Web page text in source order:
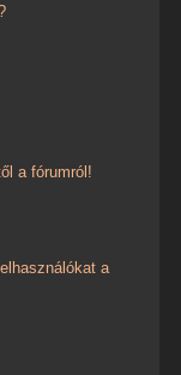
a fórumról!
a